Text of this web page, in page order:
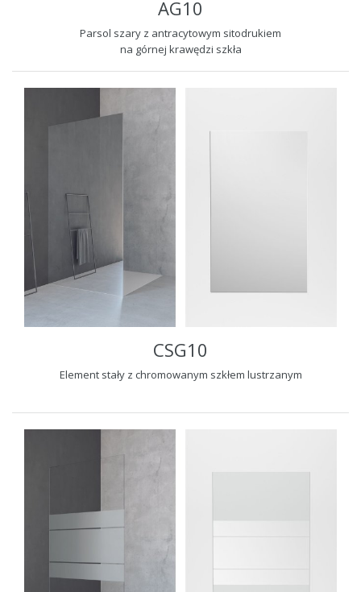
AG10
Parsol szary z antracytowym sitodrukiem
na górnej krawędzi szkła
CSG10
Element stały z chromowanym szkłem lustrzanym